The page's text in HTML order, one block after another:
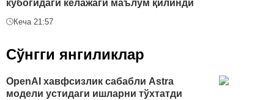
кубогидаги келажаги маълум қилинди
Кеча 21:57
Сўнгги янгиликлар
OpenAI хавфсизлик сабабли Astra
модели устидаги ишларни тўхтатди